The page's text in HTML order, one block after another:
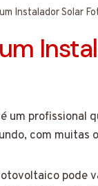
Instalador Solar
profissional
com muitas
pode